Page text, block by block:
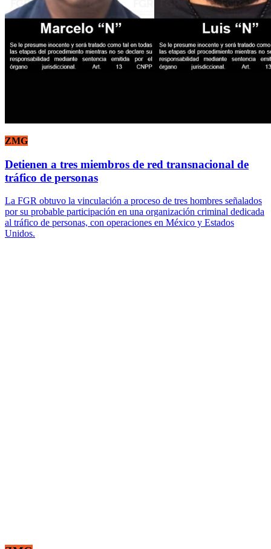
ZMG
Detienen a tres miembros de red transnacional de
tráfico de personas
La FGR obtuvo la vinculación a proceso de tres hombres señalados
por su probable participación en una organización criminal dedicada
al tráfico de personas, con operaciones en México y Estados
Unidos.